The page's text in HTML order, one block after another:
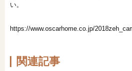
い。
https://www.oscarhome.co.jp/
関連記事